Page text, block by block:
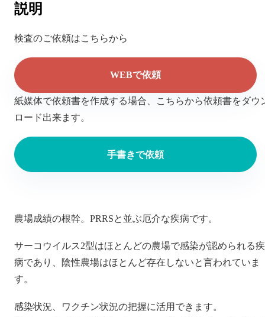
説明
検査のご依頼はこちらから
WEBで依頼
紙媒体で依頼書を作成する場合、こちらから依頼書をダウ
ロード出来ます。
手書きで依頼
農場成績の根幹。PRRSと並ぶ厄介な疾病です。
サーコウイルス2型はほとんどの農場で感染が認められる疾
病であり、陰性農場はほとんど存在しないと言われていま
す。
感染状況、ワクチン状況の把握に活用できます。